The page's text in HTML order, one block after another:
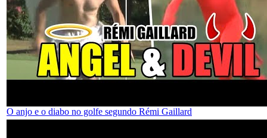
O anjo e o diabo no golfe segundo Rémi Gaillard